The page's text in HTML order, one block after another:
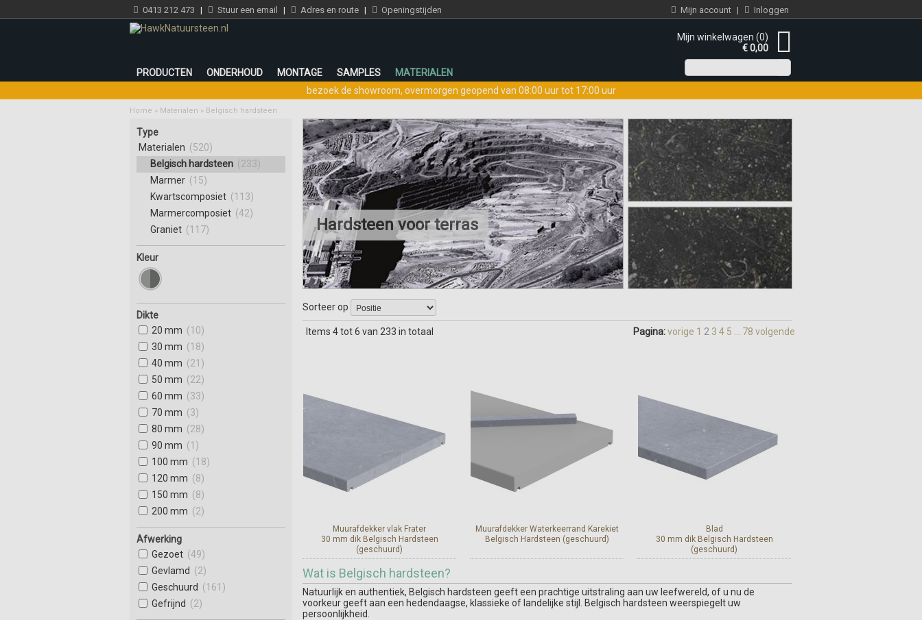
0413 212 473 | Stuur een email | Adres en route | Openingstijden Mijn account | Inloggen
Mijn winkelwagen (0)
€ 0,00
PRODUCTEN ONDERHOUD MONTAGE SAMPLES
MATERIALEN
bezoek de showroom, overmorgen geopend van 08:00 uur tot 17:00 uur
Home » Materialen » Belgisch hardsteen
Hardsteen voor terras
Sorteer op
Items 4 tot 6 van 233 in totaal Pagina:vorige 1 2 3 4 5 78 volgende
Muurafdekker vlak Frater
30 mm dik Belgisch Hardsteen
(geschuurd)
Bekijk en bestel
Muurafdekker Waterkeerrand Karekiet
Belgisch Hardsteen (geschuurd)
Bekijk en bestel
Blad
30 mm dik Belgisch Hardsteen
(geschuurd)
Bekijk en bestel
Wat is Belgisch hardsteen?
Natuurlijk en authentiek, Belgisch hardsteen geeft een prachtige uitstraling aan uw leefwereld, of u nu de
voorkeur geeft aan een hedendaagse, klassieke of landelijke stijl. Belgisch hardsteen weerspiegelt uw
persoonlijkheid.
Type
Materialen (520)
Belgisch hardsteen (233)
Marmer (15)
Kwartscomposiet (113)
Marmercomposiet (42)
Graniet (117)
Kleur
Dikte
20 mm (10)
30 mm (18)
40 mm (21)
50 mm (22)
60 mm (33)
70 mm (3)
80 mm (28)
90 mm (1)
100 mm (18)
120 mm (8)
150 mm (8)
200 mm (2)
Afwerking
Gezoet (49)
Gevlamd (2)
Geschuurd (161)
Gefrijnd (2)